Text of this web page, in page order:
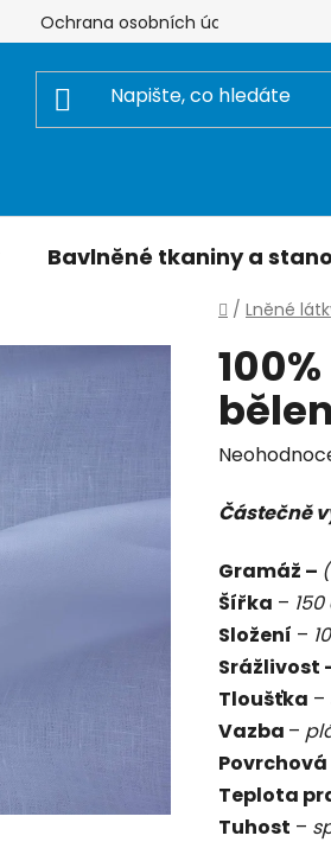
Ochrana osobních údajů
Bavlněné tkaniny a
Domů
/ Lněné
Průměrné
produktu
0,0
z
5
hvězdiček.
Částečně
Gramáž –
Šířka –
Složení –
Srážlivost
Tloušťka –
Vazba –
Teplota
Tuhost –